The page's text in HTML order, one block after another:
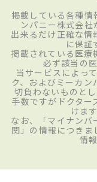
掲載している各種情
ンパニー株式会社
出来るだけ正確な情
に保証
掲載されている医療
必ず該当の
当サービスによっ
ク、およびミーカ
切負わないものと
手数ですがドクター
けま
なお、「マイナンバ
関」の情報につきま
情